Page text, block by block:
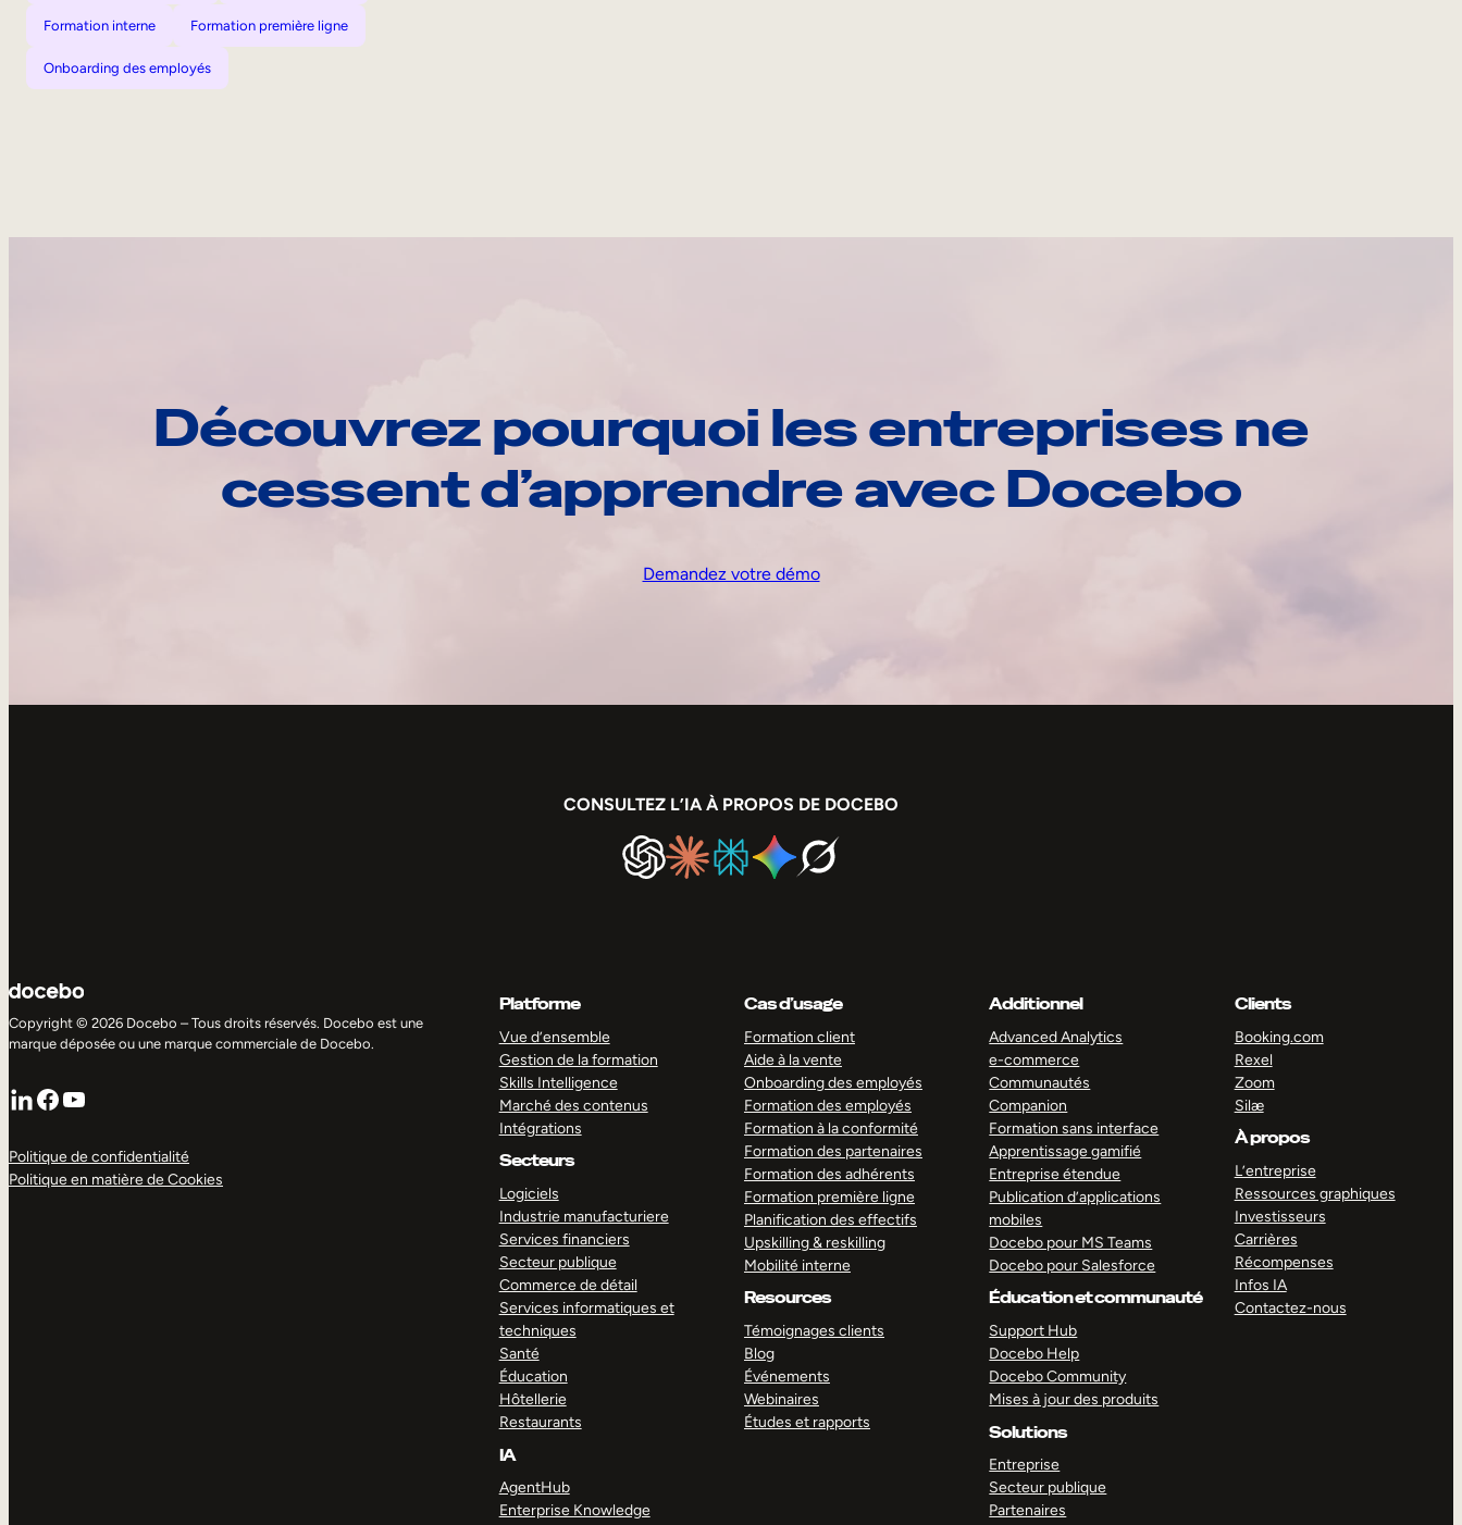
Formation interne Formation première ligne
Onboarding des employés
Découvrez pourquoi les entreprises ne
cessent d’apprendre avec Docebo
Demandez votre démo
CONSULTEZ L’IA À PROPOS DE DOCEBO
Copyright © 2026 Docebo – Tous droits réservés. Docebo est une
marque déposée ou une marque commerciale de Docebo.
LinkedIn
Facebook
YouTube
Politique de confidentialité
Politique en matière de Cookies
Platforme
Vue d’ensemble
Gestion de la formation
Skills Intelligence
Marché des contenus
Intégrations
Secteurs
Logiciels
Industrie manufacturiere
Services financiers
Secteur publique
Commerce de détail
Services informatiques et
techniques
Santé
Éducation
Hôtellerie
Restaurants
IA
AgentHub
Enterprise Knowledge
Cas d’usage
Formation client
Aide à la vente
Onboarding des employés
Formation des employés
Formation à la conformité
Formation des partenaires
Formation des adhérents
Formation première ligne
Planification des effectifs
Upskilling & reskilling
Mobilité interne
Resources
Témoignages clients
Blog
Événements
Webinaires
Études et rapports
Additionnel
Advanced Analytics
e-commerce
Communautés
Companion
Formation sans interface
Apprentissage gamifié
Entreprise étendue
Publication d’applications
mobiles
Docebo pour MS Teams
Docebo pour Salesforce
Éducation et communauté
Support Hub
Docebo Help
Docebo Community
Mises à jour des produits
Solutions
Entreprise
Secteur publique
Partenaires
Clients
Booking.com
Rexel
Zoom
Silæ
À propos
L’entreprise
Ressources graphiques
Investisseurs
Carrières
Récompenses
Infos IA
Contactez-nous